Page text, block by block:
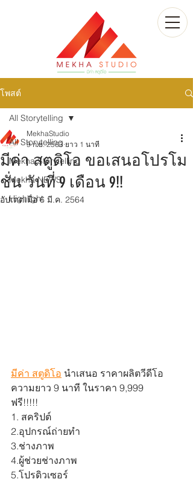
โพสต์
All Storytelling
Mekha Storytelling
Mekha NEWS
Highlight
All Storytelling
มีค่า สตูดิโอ ขอเสนอโปรโม
ชั่น วันที่ 9 เดือน 9!!
MekhaStudio
9 ก.ย. 2563 ยาว 1 นาที
อัปเดตเมื่อ6 มี.ค. 2564
มีค่า สตูดิโอ นำเสนอ ราคาผลิตวีดีโอ
ความยาว 9 นาที ในราคา 9,999
ฟรี!!!!!
1. สคริปต์
2.อุปกรณ์ถ่ายทำ
3.ช่างภาพ
4.ผู้ช่วยช่างภาพ
5.โปรดิวเซอร์